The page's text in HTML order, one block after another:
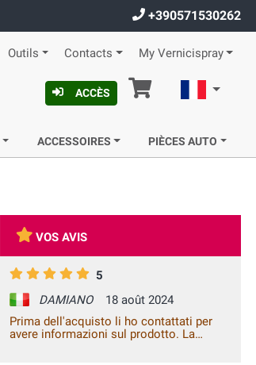
+390571530262
Outils Contacts My Vernicispray
ACCÈS Panier
ACCESSOIRES PIÈCES AUTO
VOS AVIS
5
DAMIANO
18 août 2024
Prima dell'acquisto li ho contattati per
avere informazioni sul prodotto. La